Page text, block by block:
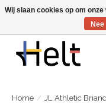
Ontdek de nieuwe collecties in
Home / JL Athletic
Wij slaan cookies op om
Nee